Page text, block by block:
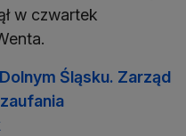
w czwartek
Śląsku. Zarząd